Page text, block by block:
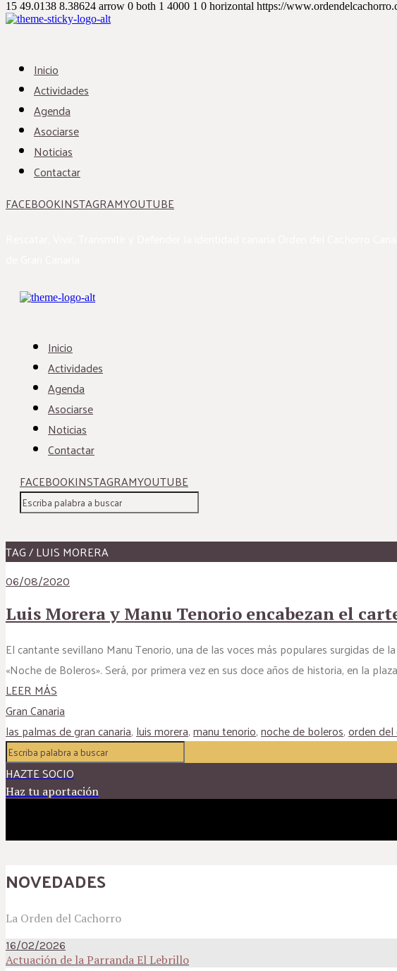
15 49.0138 8.38624 arrow 0 both 1 4000 1 0 horizontal https://
Inicio
Actividades
Agenda
Asociarse
Noticias
Contactar
FACEBOOKINSTAGRAMYOUTUBE
Inicio
Actividades
Agenda
Asociarse
Noticias
Contactar
FACEBOOKINSTAGRAMYOUTUBE
TAG / LUIS MORERA
06/08/2020
Luis Morera y Manu Tenorio encabezan el
El cantante sevillano Manu Tenorio, una de las voces más populares surgidas
«Noche de Boleros». Será, por primera vez en sus doce años de historia, en la
LEER MÁS
Gran Canaria
las palmas de gran canaria,luis morera,manu tenorio,noche de boleros,orden
HAZTE SOCIO
Haz tu aportación
NOVEDADES
La Orden del Cachorro
16/02/2026
Actuación de la Parranda El Lebrillo